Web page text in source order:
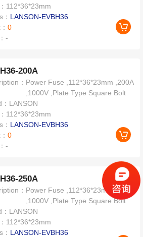
112*36*23mm
LANSON-EVBH36
0
-
200A
： Power Fuse ,112*36*23mm ,200A
,1000V ,Plate Type Square Bolt
LANSON
112*36*23mm
LANSON-EVBH36
0
-
250A
： Power Fuse ,112*36*23mm ,250A
,1000V ,Plate Type Square Bolt
LANSON
112*36*23mm
LANSON-EVBH36